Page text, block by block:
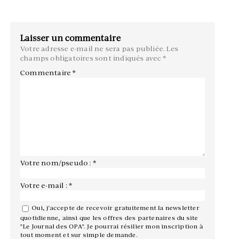
Laisser un commentaire
Votre adresse e-mail ne sera pas publiée. Les
champs obligatoires sont indiqués avec *
Commentaire*
Votre nom/pseudo : *
Votre e-mail : *
Oui, j'accepte de recevoir gratuitement la newsletter
quotidienne, ainsi que les offres des partenaires du site
"Le Journal des OPA". Je pourrai résilier mon inscription à
tout moment et sur simple demande.